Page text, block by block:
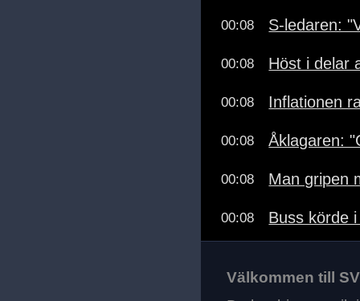
00:08 S-ledaren:
00:08 Höst i delar
00:08 Inflationen
00:08 Åklagaren:
00:08 Man gripen
00:08 Buss körde
Välkommen till